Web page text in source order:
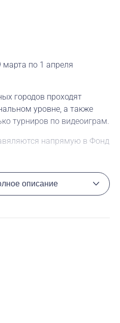
по 1 апреля
городов проходят
уровне, а также
турниров по видеоиграм.
напрямую в Фонд
можно посмотреть на
описание